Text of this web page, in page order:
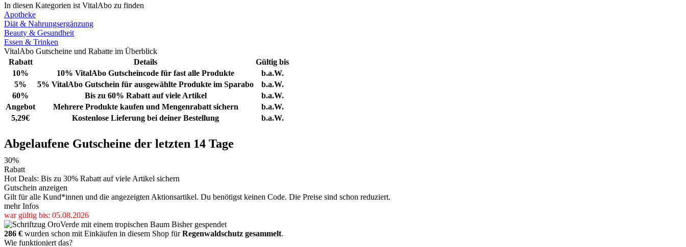
In diesen Kategorien ist VitalAbo zu finden
Apotheke
Diät & Nahrungsergänzung
Beauty & Gesundheit
Essen & Trinken
VitalAbo Gutscheine und Rabatte im Überblick
Rabatt
Details
Gültig bis
10%
10% VitalAbo Gutscheincode für fast alle Produkte
b.a.W.
5%
5% VitalAbo Gutschein für ausgewählte Produkte im Sparabo
b.a.W.
60%
Bis zu 60% Rabatt auf viele Artikel
b.a.W.
Angebot
Mehrere Produkte kaufen und Mengenrabatt sichern
b.a.W.
5,29€
Kostenlose Lieferung bei deiner Bestellung b.a.W.
Abgelaufene Gutscheine der letzten 14 Tage
30%
Rabatt
Hot Deals: Bis zu 30% Rabatt auf viele Artikel sichern
Gutschein anzeigen
Gilt für alle Kund*innen und die angezeigten Aktionsartikel. Du benötigst keinen Code. Die Preise sind schon reduziert.
mehr Infos
war gültig bis: 05.08.2026
Bisher gespendet
286 € wurden schon mit Einkäufen in diesem Shop fürRegenwaldschutz gesammelt.
Wie funktioniert das?